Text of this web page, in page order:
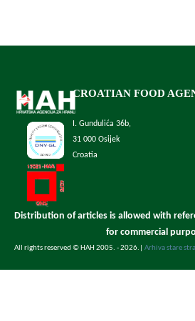
CROATIAN FOOD
I. Gundulića 36b,
31 000 Osijek
Croatia
Distribution of articles is allowed with
for commercial
All rights reserved © HAH 2005. - 2026. Arhiva stare